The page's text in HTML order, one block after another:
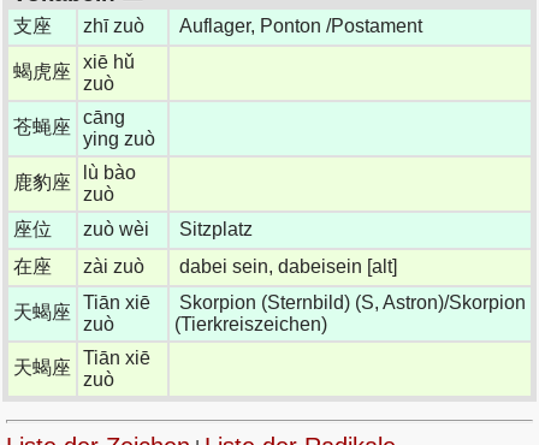
支座 zhī zuò Auflager, Ponton /Postament
蝎虎座
xiē hǔ
zuò
苍蝇座
cāng
ying zuò
鹿豹座
lù bào
zuò
座位
zuò wèi
Sitzplatz
在座
zài zuò dabei sein, dabeisein [alt]
天蝎座
Tiān xiē
zuò
Skorpion (Sternbild) (S, Astron)/Skorpion
(Tierkreiszeichen)
天蝎座
Tiān xiē
zuò